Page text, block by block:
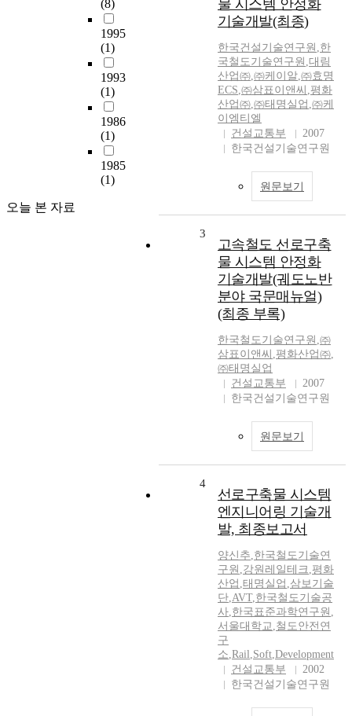
(8)
1995
(1)
1993
(1)
1986
(1)
1985
(1)
오늘 본 자료
물 시스템 안정화
기술개발(최종)
한국건설기술연구원 ,한
국철도기술연구원 ,대림
산업㈜,㈜케이알,㈜효명
ECS,㈜삼표이앤씨 ,평화
산업㈜,㈜태명실업 ,㈜케
이엠티엘
건설교통부
2007
한국건설기술연구원
원문보기
3
고속철도 선로구축
물 시스템 안정화
기술개발(궤도노반
분야 국문매뉴얼)
(최종 부록)
한국철도기술연구원 ,㈜
삼표이앤씨 ,평화산업㈜,
㈜태명실업
건설교통부
2007
한국건설기술연구원
원문보기
4
선로구축물 시스템
엔지니어링 기술개
발, 최종보고서
양신추,한국철도기술연
구원 ,강원레일테크,평화
산업 ,태명실업 ,삼보기술
단,AVT,한국철도기술공
사,한국표준과학연구원 ,
서울대학교,철도안전연
구
소,Rail,Soft,Development
건설교통부
2002
한국건설기술연구원